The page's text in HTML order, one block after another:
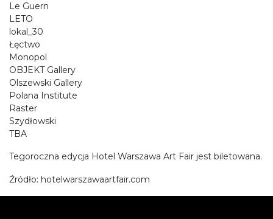
Le Guern
LETO
lokal_30
Łęctwo
Monopol
OBJEKT Gallery
Olszewski Gallery
Polana Institute
Raster
Szydłowski
TBA
Tegoroczna edycja Hotel Warszawa Art Fair jest biletowana.
Źródło: hotelwarszawaartfair.com